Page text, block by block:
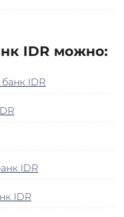
IDR можно:
IDR
IDR
IDR